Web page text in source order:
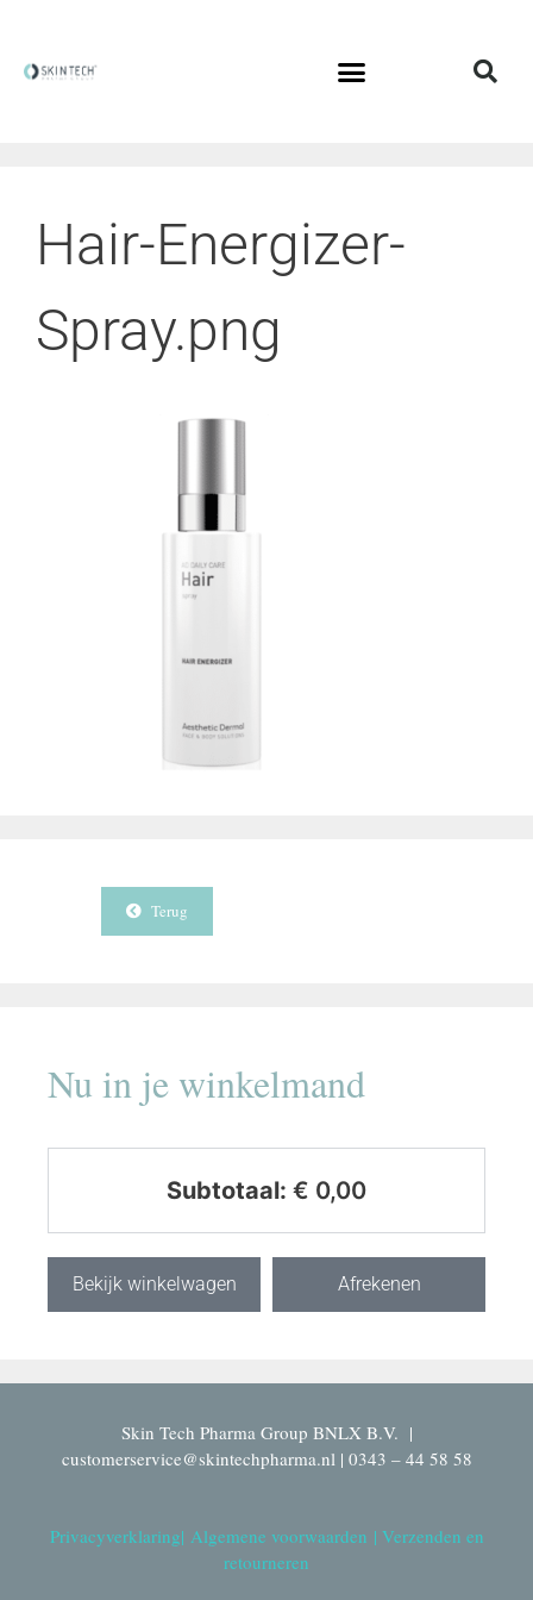
Hair-Energizer-
Spray.png
Terug
Nu in je winkelmand
Subtotaal: € 0,00
Bekijk winkelwagen Afrekenen
Skin Tech Pharma Group BNLX B.V. |
customerservice@skintechpharma.nl | 0343 – 44 58 58
Privacyverklaring| Algemene voorwaarden | Verzenden en
retourneren